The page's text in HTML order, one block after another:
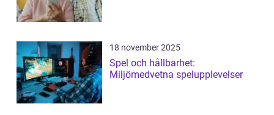
18 november 2025
Spel och hållbarhet:
Miljömedvetna spelupplevelser